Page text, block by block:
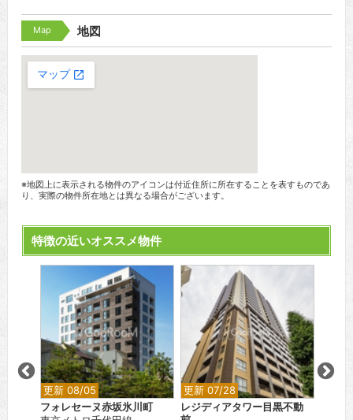
Map 地図
※地図上に表示される物件のアイコンは付近住所に所在することを表すものであ
り、実際の物件所在地とは異なる場合がございます。
特徴の近いオススメ物件
更新 08/05
フォレセーヌ赤坂氷川町
更新 07/28
レジディアタワー目黒不動